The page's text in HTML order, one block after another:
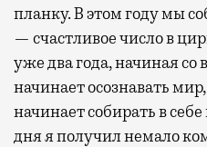
планку. В этом году мы
— счастливое число в
уже два года, начиная со
начинает осознавать
начинает собирать в
дня я получил немало